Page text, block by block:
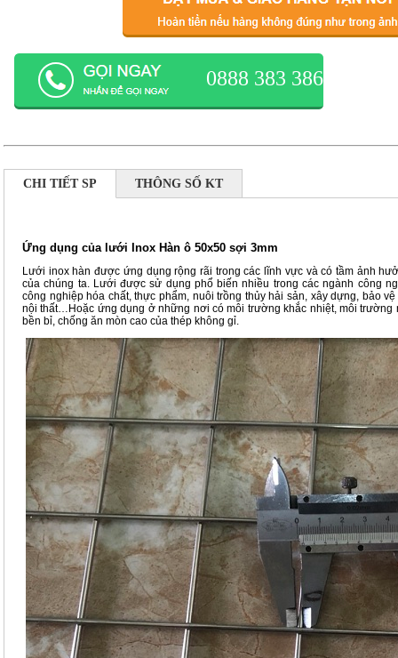
0888 383 386
CHI TIẾT SP THÔNG SỐ KT
Ứng dụng của lưới Inox Hàn ô 50x50 sợi 3mm
Lưới inox hàn được ứng dụng rộng rãi trong các lĩnh vực và có tầm ảnh
của chúng ta. Lưới được sử dụng phổ biến nhiều trong các ngành công
công nghiệp hóa chất, thực phẩm, nuôi trồng thủy hải sản, xây dựng, bảo
nội thất…Hoặc ứng dụng ở những nơi có môi trường khắc nhiệt, môi trường
bền bỉ, chống ăn mòn cao của thép không gỉ.